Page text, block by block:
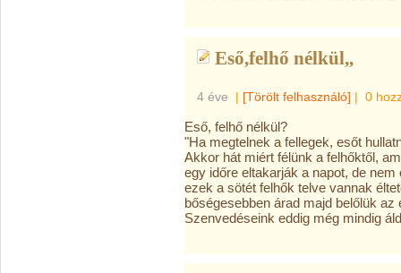
Eső,felhő nélkül,,
4 éve | [Törölt felhasználó] | 0
Eső, felhő nélkül?
"Ha megtelnek a fellegek, esőt
Akkor hát miért félünk a felhőktől,
egy időre eltakarják a napot, de
ezek a sötét felhők telve vannak
bőségesebben árad majd belőlük
Szenvedéseink eddig még mindig